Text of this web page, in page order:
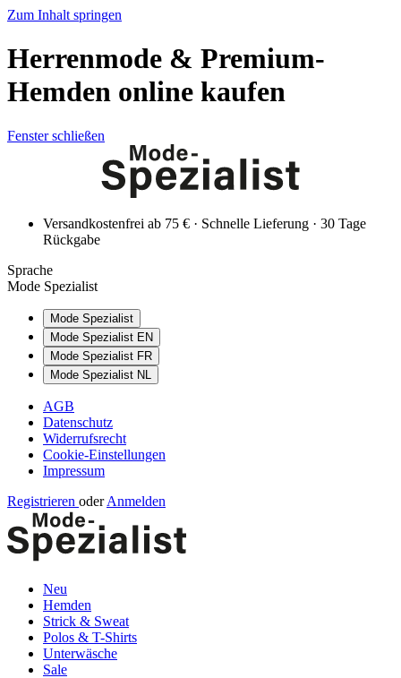
Zum Inhalt springen
Herrenmode & Premium-
Hemden online kaufen
Fenster schließen
Versandkostenfrei ab 75 € · Schnelle Lieferung · 30 Tage
Rückgabe
Sprache
Mode Spezialist
Mode Spezialist
Mode Spezialist EN
Mode Spezialist FR
Mode Spezialist NL
AGB
Datenschutz
Widerrufsrecht
Cookie-Einstellungen
Impressum
Registrieren oder Anmelden
Neu
Hemden
Strick & Sweat
Polos & T-Shirts
Unterwäsche
Sale